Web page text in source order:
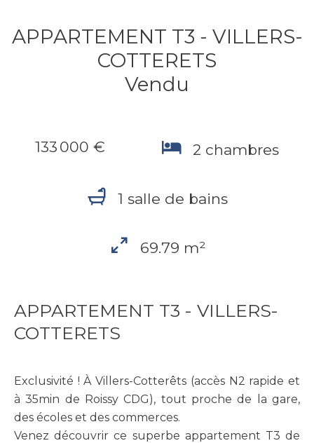
APPARTEMENT T3 - VILLERS-
COTTERETS
Vendu
133 000 € 2 chambres
1 salle de bains
69.79 m²
APPARTEMENT T3 - VILLERS-
COTTERETS
Exclusivité ! À Villers-Cotterêts (accès N2 rapide et
à 35min de Roissy CDG), tout proche de la gare,
des écoles et des commerces.
Venez découvrir ce superbe appartement T3 de